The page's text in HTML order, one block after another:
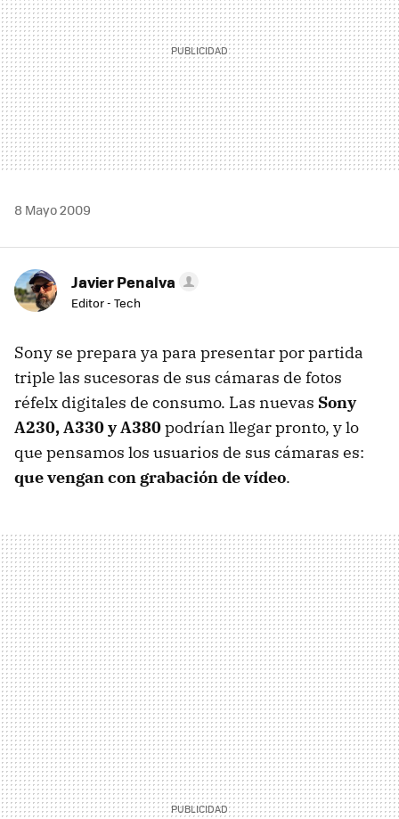
8 Mayo 2009
Javier Penalva
Editor - Tech
Sony se prepara ya para presentar por partida
triple las sucesoras de sus cámaras de fotos
réfelx digitales de consumo. Las nuevas Sony
A230, A330 y A380podrían llegar pronto, y lo
que pensamos los usuarios de sus cámaras es:
que vengan con grabación de vídeo.